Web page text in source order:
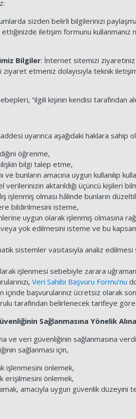
sizden belirli bilgilerinizi
iletişim formunu
Bilgiler: İnternet sitemizi ziyaretiniz
etmeniz dolayısıyla teknik
“ilgili kişinin kendisi tarafından
uyarınca aşağıdaki haklara sahip
öğrenme,
bilgi talep etme,
bunların amacına uygun kullanılıp
verilerinizin aktarıldığı üçüncü kişileri
işlenmiş olması hâlinde bunların
bildirilmesini isteme,
uygun olarak işlenmiş olmasına
yok edilmesini isteme ve bu
sistemler vasıtasıyla analiz
işlenmesi sebebiyle zarara
Veri Sahibi Başvuru Formu’nu
başvurularınız ücretsiz olarak
tarafından belirlenecek tarifeye
Sağlanmasına Yönelik
ve veri güvenliğinin sağlanmasına
sağlanması için,
işlenmesini önlemek,
erişilmesini önlemek,
amacıyla uygun güvenlik